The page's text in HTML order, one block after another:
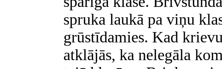
spruka laukā pa viņu
grūstīdamies. Kad
atklājās, ka nelegāla